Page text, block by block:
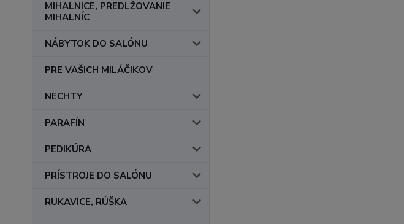
MIHALNICE, PREDLŽOVANIE
MIHALNÍC
NÁBYTOK DO SALÓNU
PRE VAŠICH MILÁČIKOV
NECHTY
PARAFÍN
PEDIKÚRA
PRÍSTROJE DO SALÓNU
RUKAVICE, RÚŠKA